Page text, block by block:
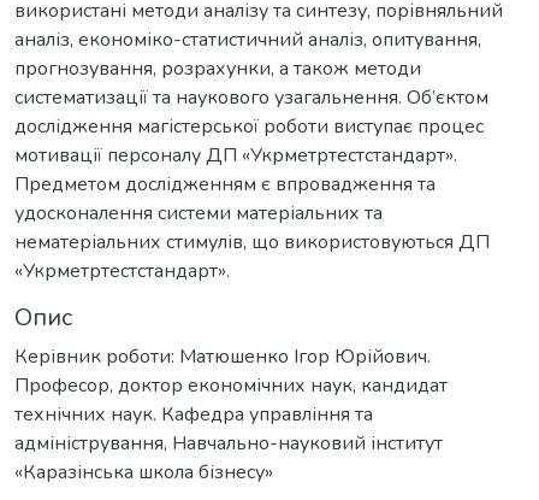
використані методи аналізу та синтезу, порівняльний
аналіз, економіко-статистичний аналіз, опитування,
прогнозування, розрахунки, а також методи
систематизації та наукового узагальнення. Об’єктом
дослідження магістерської роботи виступає процес
мотивації персоналу ДП «Укрметртестстандарт».
Предметом дослідженням є впровадження та
удосконалення системи матеріальних та
нематеріальних стимулів, що використовуються ДП
«Укрметртестстандарт».
Опис
Керівник роботи: Матюшенко Ігор Юрійович.
Професор, доктор економічних наук, кандидат
технічних наук. Кафедра управління та
адміністрування, Навчально-науковий інститут
«Каразінська школа бізнесу»